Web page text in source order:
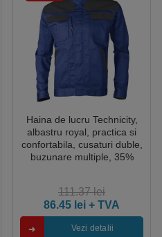
Haina de lucru Technicity,
albastru royal, practica si
confortabila, cusaturi duble,
buzunare multiple, 35%
111.37lei
86.45 lei + TVA
Vezi detalii